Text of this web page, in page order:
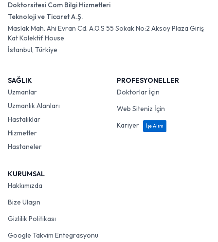
Doktorsitesi Com Bilgi Hizmetleri
Teknoloji ve Ticaret A.Ş.
Maslak Mah. Ahi Evran Cd. A.O.S 55 Sokak No:2 Aksoy Plaza Giriş
Kat Kolektif House
İstanbul, Türkiye
SAĞLIK
Uzmanlar
Uzmanlık Alanları
Hastalıklar
Hizmetler
Hastaneler
PROFESYONELLER
Doktorlar İçin
Web Siteniz İçin
Kariyer
İşe Alım
KURUMSAL
Hakkımızda
Bize Ulaşın
Gizlilik Politikası
Google Takvim Entegrasyonu